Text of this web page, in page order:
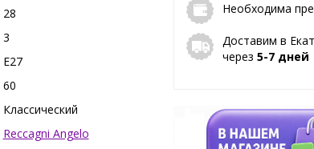
28
3
E27
60
Классический
Reccagni Angelo
Необходима
Доставим в
через 5-7 дней